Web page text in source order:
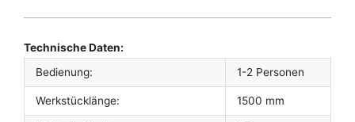
Technische Daten:
Bedienung:
1-2 Personen
Werkstücklänge: 1500 mm